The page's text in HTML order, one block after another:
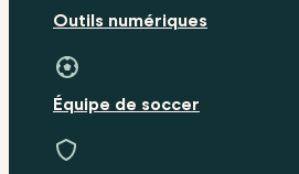
Outils numériques
Équipe de soccer